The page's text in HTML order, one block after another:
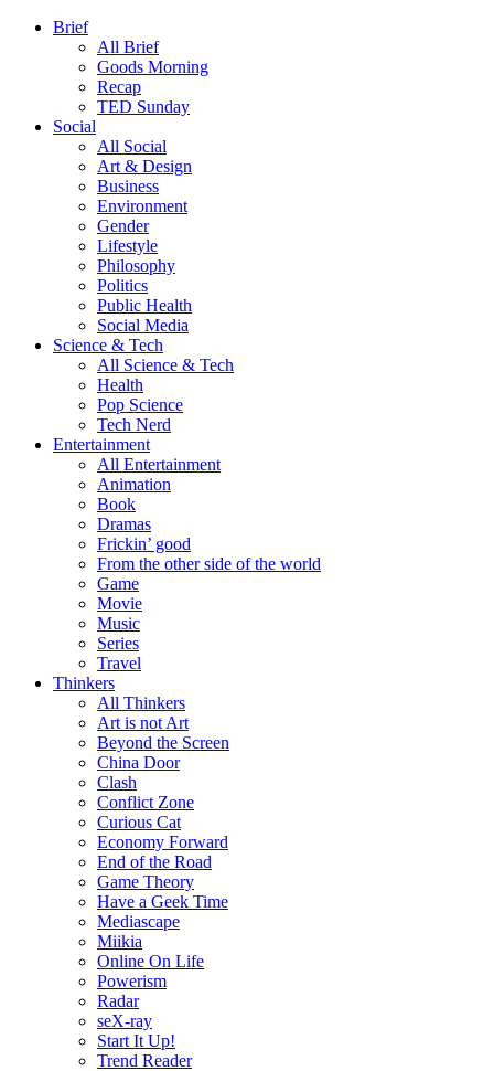
Brief
All Brief
Goods Morning
Recap
TED Sunday
Social
All Social
Art & Design
Business
Environment
Gender
Lifestyle
Philosophy
Politics
Public Health
Social Media
Science & Tech
All Science & Tech
Health
Pop Science
Tech Nerd
Entertainment
All Entertainment
Animation
Book
Dramas
Frickin’ good
From the other side of the world
Game
Movie
Music
Series
Travel
Thinkers
All Thinkers
Art is not Art
Beyond the Screen
China Door
Clash
Conflict Zone
Curious Cat
Economy Forward
End of the Road
Game Theory
Have a Geek Time
Mediascape
Miikia
Online On Life
Powerism
Radar
seX-ray
Start It Up!
Trend Reader